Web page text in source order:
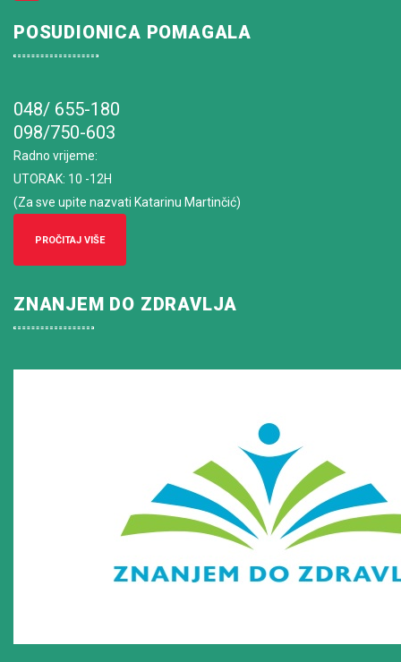
POSUDIONICA POMAGALA
048/ 655-180
098/750-603
Radno vrijeme:
UTORAK: 10 -12H
(Za sve upite nazvati Katarinu Martinčić)
PROČITAJ VIŠE
ZNANJEM DO ZDRAVLJA